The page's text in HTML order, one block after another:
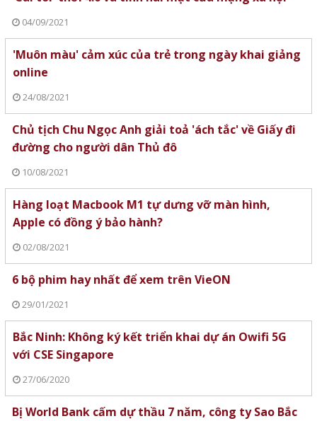
04/09/2021
'Muôn màu' cảm xúc của trẻ trong ngày khai giảng
online
24/08/2021
Chủ tịch Chu Ngọc Anh giải toả 'ách tắc' về Giấy đi
đường cho người dân Thủ đô
10/08/2021
Hàng loạt Macbook M1 tự dưng vỡ màn hình,
Apple có đồng ý bảo hành?
02/08/2021
6 bộ phim hay nhất để xem trên VieON
29/01/2021
Bắc Ninh: Không ký kết triển khai dự án Owifi 5G
với CSE Singapore
27/06/2020
Bị World Bank cấm dự thầu 7 năm, công ty Sao Bắc